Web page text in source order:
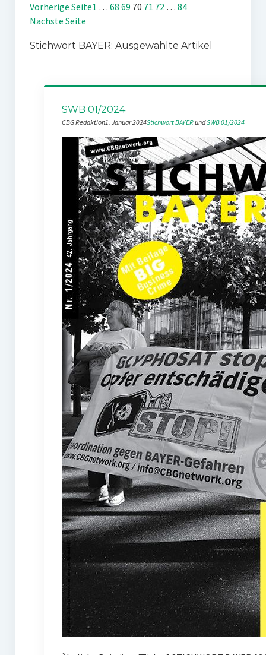
Vorherige Seite1 … 68 69 70 71 72 … 84
Nächste Seite
Stichwort BAYER: Ausgewählte Artikel
SWB 01/2024
CBG Redaktion1. Januar 2024Stichwort BAYER und SWB 01/2024